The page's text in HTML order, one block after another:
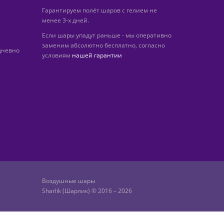
Гарантируем полёт шаров с гелием не
менее 3-х дней.
Если шары упадут раньше - мы оперативно
заменим абсолютно бесплатно, согласно
условиям нашей гарантии
Воздушные шары
Sharlik (Шарлик) © 2016 – 2026